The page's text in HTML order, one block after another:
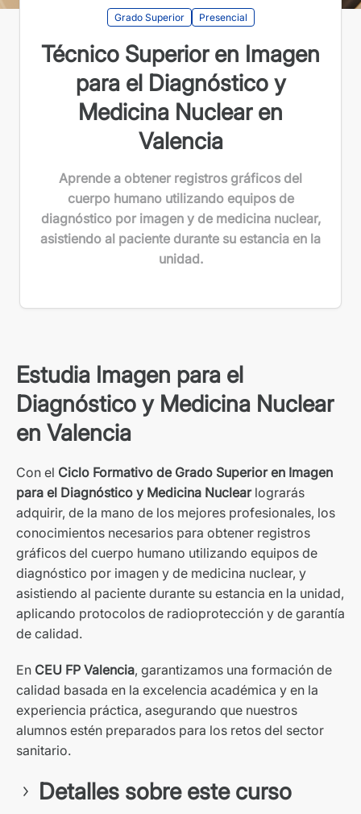
Grado Superior Presencial
Técnico Superior en Imagen
para el Diagnóstico y
Medicina Nuclear en
Valencia
Aprende a obtener registros gráficos del
cuerpo humano utilizando equipos de
diagnóstico por imagen y de medicina nuclear,
asistiendo al paciente durante su estancia en la
unidad.
Estudia Imagen para el
Diagnóstico y Medicina Nuclear
en Valencia
Con el Ciclo Formativo de Grado Superior en Imagen
para el Diagnóstico y Medicina Nuclearlograrás
adquirir, de la mano de los mejores profesionales, los
conocimientos necesarios para obtener registros
gráficos del cuerpo humano utilizando equipos de
diagnóstico por imagen y de medicina nuclear, y
asistiendo al paciente durante su estancia en la unidad,
aplicando protocolos de radioprotección y de garantía
de calidad.
En CEU FP Valencia, garantizamos una formación de
calidad basada en la excelencia académica y en la
experiencia práctica, asegurando que nuestros
alumnos estén preparados para los retos del sector
sanitario.
Detalles sobre este curso